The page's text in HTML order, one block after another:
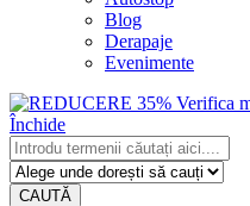
Blog
Derapaje
Evenimente
Închide
CAUTĂ